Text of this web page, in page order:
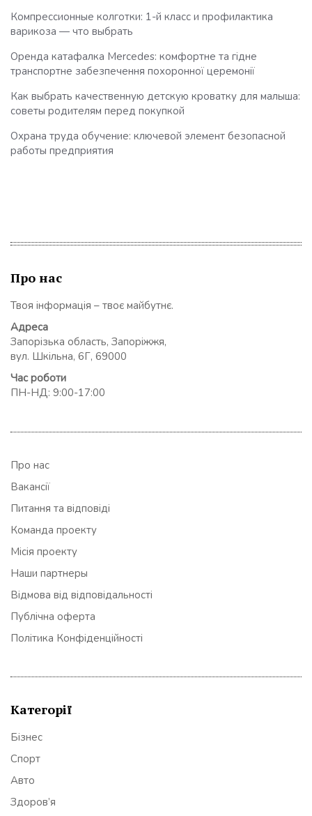
Компрессионные колготки: 1-й класс и профилактика
варикоза — что выбрать
Оренда катафалка Mercedes: комфортне та гідне
транспортне забезпечення похоронної церемонії
Как выбрать качественную детскую кроватку для малыша:
советы родителям перед покупкой
Охрана труда обучение: ключевой элемент безопасной
работы предприятия
Про нас
Твоя інформація – твоє майбутнє.
Адреса
Запорізька область, Запоріжжя,
вул. Шкільна, 6Г, 69000
Час роботи
ПН-НД: 9:00-17:00
Про нас
Вакансії
Питання та відповіді
Команда проекту
Місія проекту
Наши партнеры
Відмова від відповідальності
Публічна оферта
Політика Конфіденційності
Категорії
Бізнес
Спорт
Авто
Здоров’я